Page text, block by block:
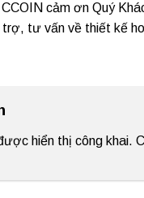
cảm ơn Quý
tư vấn về thiết kế
hiển thị công khai.